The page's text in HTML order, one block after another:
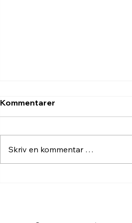
Kommentarer
Skriv en kommentar …